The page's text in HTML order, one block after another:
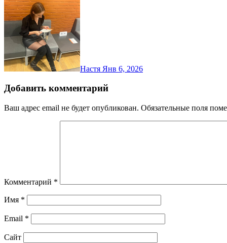
Настя Янв 6, 2026
Добавить комментарий
Ваш адрес email не будет опубликован. Обязательные поля
Комментарий *
Имя *
Email *
Сайт